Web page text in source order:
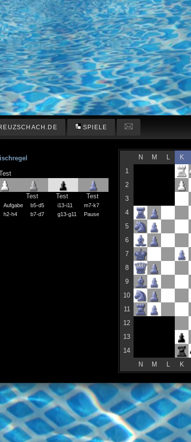
SPIELE
Test Test
Test
Aufgabe b5-d5 i13-i11 m7-k7
h2-h4 b7-d7 g13-g11 Pause
N M K
1
2
3
4
5
6
7
8
9
10
11
12
13
14
N
M K